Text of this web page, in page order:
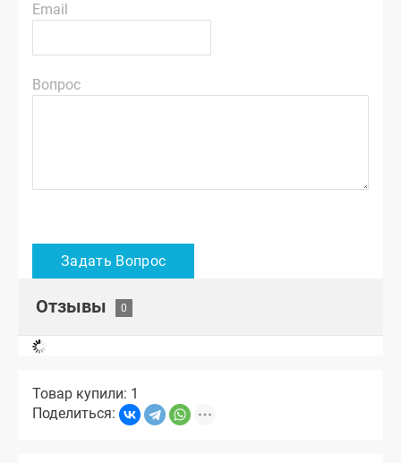
Email
Вопрос
Отзывы
Товар купили: 1
Поделиться: